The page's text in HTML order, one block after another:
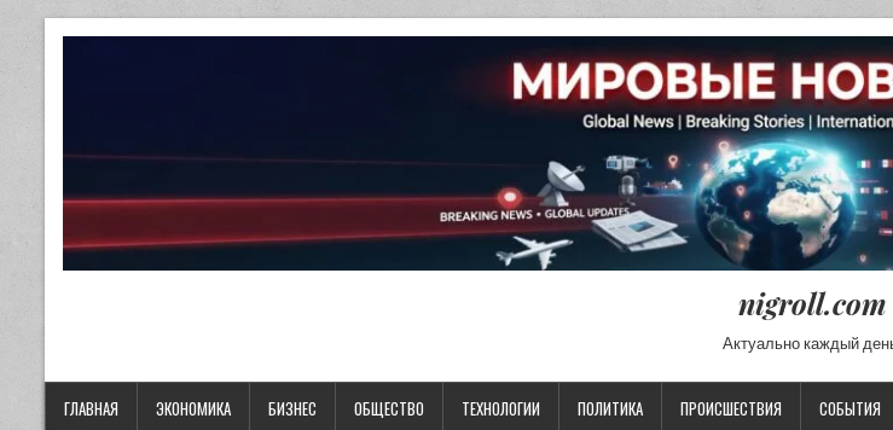
nigroll.com
Актуально каждый
ГЛАВНАЯ ЭКОНОМИКА БИЗНЕС ОБЩЕСТВО ТЕХНОЛОГИИ ПОЛИТИКА ПРОИСШЕСТВИЯ СОБЫТИЯ